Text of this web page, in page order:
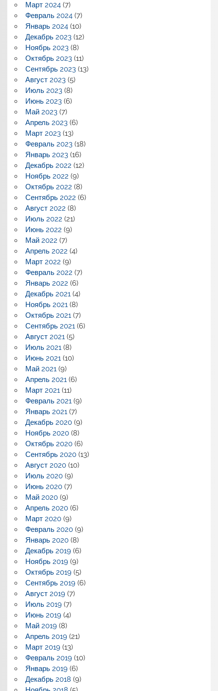
Март 2024(7)
Февраль 2024(7)
Январь 2024(10)
Декабрь 2023(12)
Ноябрь 2023(8)
Октябрь 2023(11)
Сентябрь 2023(13)
Август 2023(5)
Июль 2023(8)
Июнь 2023(6)
Май 2023(7)
Апрель 2023(6)
Март 2023(13)
Февраль 2023(18)
Январь 2023(16)
Декабрь 2022 (12)
Ноябрь 2022 (9)
Октябрь 2022 (8)
Сентябрь 2022 (6)
Август 2022 (8)
Июль 2022 (21)
Июнь 2022 (9)
Май 2022 (7)
Апрель 2022 (4)
Март 2022 (9)
Февраль 2022 (7)
Январь 2022 (6)
Декабрь 2021(4)
Ноябрь 2021(8)
Октябрь 2021(7)
Сентябрь 2021(6)
Август 2021(5)
Июль 2021(8)
Июнь 2021(10)
Май 2021(9)
Апрель 2021(6)
Март 2021(11)
Февраль 2021(9)
Январь 2021(7)
Декабрь 2020(9)
Ноябрь 2020(8)
Октябрь 2020(6)
Сентябрь 2020(13)
Август 2020(10)
Июль 2020(9)
Июнь 2020(7)
Май 2020(9)
Апрель 2020(6)
Март 2020(9)
Февраль 2020(9)
Январь 2020(8)
Декабрь 2019(6)
Ноябрь 2019(9)
Октябрь 2019(5)
Сентябрь 2019(6)
Август 2019(7)
Июль 2019(7)
Июнь 2019(4)
Май 2019(8)
Апрель 2019(21)
Март 2019(13)
Февраль 2019(10)
Январь 2019(6)
Декабрь 2018 (9)